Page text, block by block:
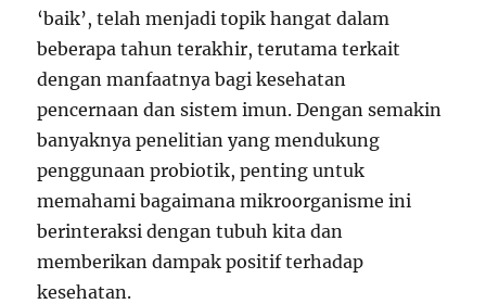
‘baik’, telah menjadi topik hangat dalam
beberapa tahun terakhir, terutama terkait
dengan manfaatnya bagi kesehatan
pencernaan dan sistem imun. Dengan semakin
banyaknya penelitian yang mendukung
penggunaan probiotik, penting untuk
memahami bagaimana mikroorganisme ini
berinteraksi dengan tubuh kita dan
memberikan dampak positif terhadap
kesehatan.